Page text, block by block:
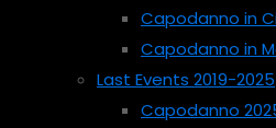
Capodanno in
Capodanno in
Last Events 2019-2025
Capodanno